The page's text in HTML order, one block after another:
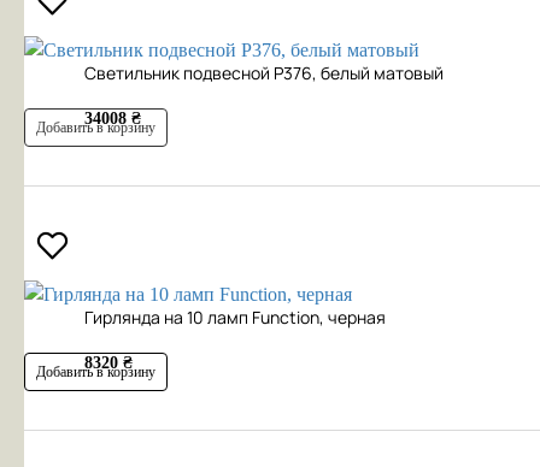
Cветильник подвесной P376, белый матовый
34008 ₴
Добавить в корзину
Гирлянда на 10 ламп Function, черная
8320 ₴
Добавить в корзину